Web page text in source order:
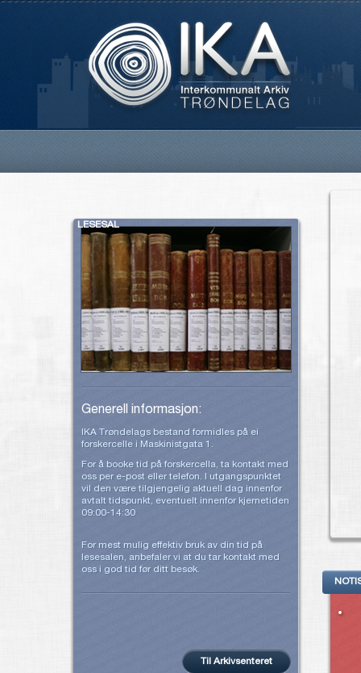
LESESAL
Generell informasjon:
IKA Trøndelags bestand formidles på ei
forskercelle i Maskinistgata 1.
For å booke tid på forskercella, ta kontakt med
oss per e-post eller telefon. I utgangspunktet
vil den være tilgjengelig aktuell dag innenfor
avtalt tidspunkt, eventuelt innenfor kjernetiden
09:00-14:30
For mest mulig effektiv bruk av din tid på
lesesalen, anbefaler vi at du tar kontakt med
oss i god tid før ditt besøk.
Til Arkivsenteret